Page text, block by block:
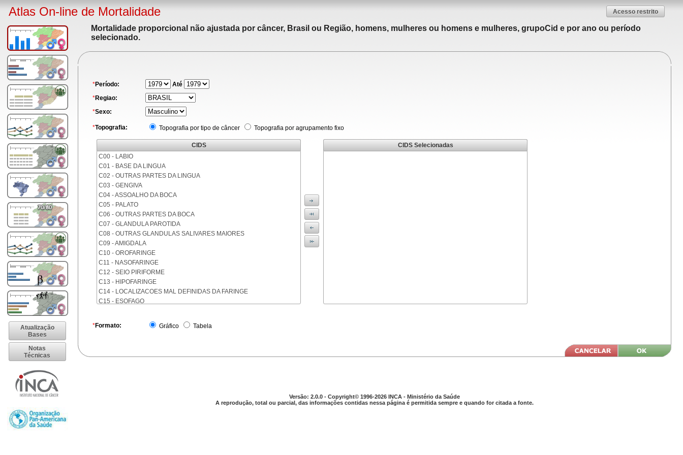
Atlas On-line de Mortalidade Acesso restrito
Atualização
Bases
Notas
Técnicas
Mortalidade proporcional não ajustada por câncer, Brasil ou Região, homens, mulheres ou homens e mulheres, grupoCid e por ano ou período
selecionado.
*Período:
Até
*Regiao:
*Sexo:
*Topografia: Topografia por tipo de câncer Topografia por agrupamento fixo
CIDS
C00 - LABIO
C01 - BASE DA LINGUA
C02 - OUTRAS PARTES DA LINGUA
C03 - GENGIVA
C04 - ASSOALHO DA BOCA
C05 - PALATO
C06 - OUTRAS PARTES DA BOCA
C07 - GLANDULA PAROTIDA
C08 - OUTRAS GLANDULAS SALIVARES MAIORES
C09 - AMIGDALA
C10 - OROFARINGE
C11 - NASOFARINGE
C12 - SEIO PIRIFORME
C13 - HIPOFARINGE
C14 - LOCALIZACOES MAL DEFINIDAS DA FARINGE
C15 - ESOFAGO
C17 - INTESTINO DELGADO
C21 - ANUS E CANAL ANAL
C26 - LOCALIZACOES MAL DEFINIDAS NO APARELHO DIGESTIVO
CIDS Selecionadas
*Formato: Gráfico Tabela
Versão: 2.0.0 - Copyright© 1996-2026 INCA - Ministério da Saúde
A reprodução, total ou parcial, das informações contidas nessa página é permitida sempre e quando for citada a fonte.